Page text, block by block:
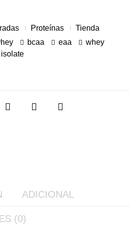
Proteínas
Tienda
bcaa eaa
whey
ADICIONAL
(0)